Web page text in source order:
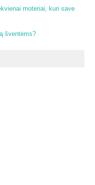
moteriai, kuri save
šventėms?